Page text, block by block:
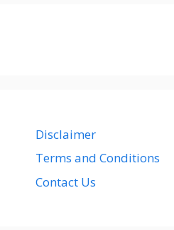
Disclaimer
Terms and Conditions
Contact Us